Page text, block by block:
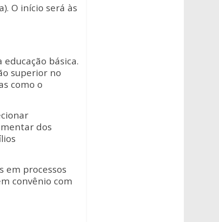
O início será às
básica.
superior no
como o
dos
em processos
convênio com